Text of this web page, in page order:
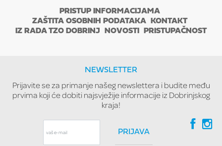
PRISTUP INFORMACIJAMA
ZAŠTITA OSOBNIH PODATAKA
KONTAKT
IZ RADA TZO DOBRINJ
NOVOSTI PRISTUPAČNOST
NEWSLETTER
Prijavite se za primanje našeg newslettera i budite među
prvima koji će dobiti najsvježije informacije iz Dobrinjskog
kraja!